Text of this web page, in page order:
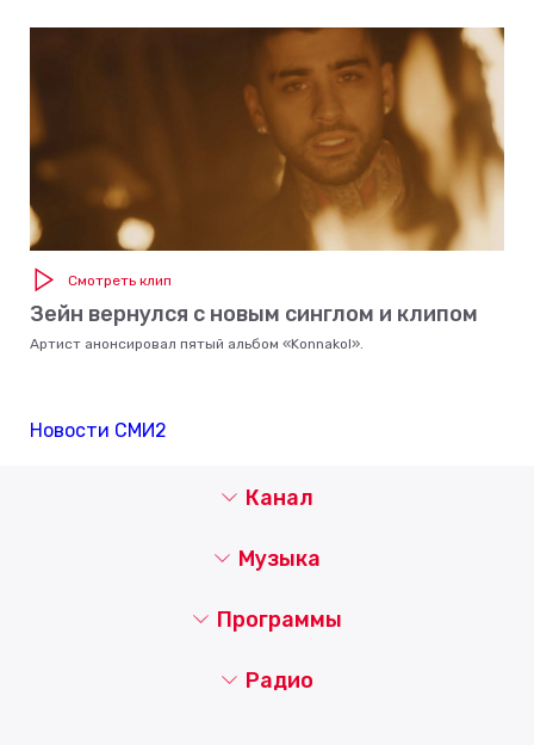
Смотреть клип
Зейн вернулся с новым синглом и клипом
Артист анонсировал пятый альбом «Konnakol».
Новости СМИ2
Канал
Музыка
Программы
Радио